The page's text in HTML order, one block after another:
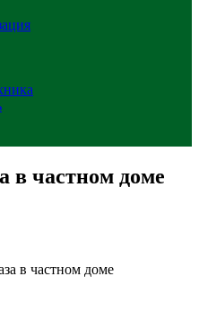
в частном доме
в частном доме